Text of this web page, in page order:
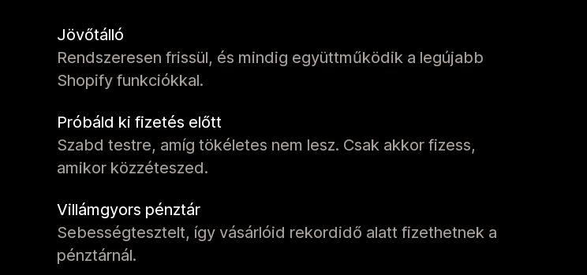
Jövőtálló
Rendszeresen frissül, és mindig együttműködik a legújabb
Shopify funkciókkal.
Próbáld ki fizetés előtt
Szabd testre, amíg tökéletes nem lesz. Csak akkor fizess,
amikor közzéteszed.
Villámgyors pénztár
Sebességtesztelt, így vásárlóid rekordidő alatt fizethetnek a
pénztárnál.